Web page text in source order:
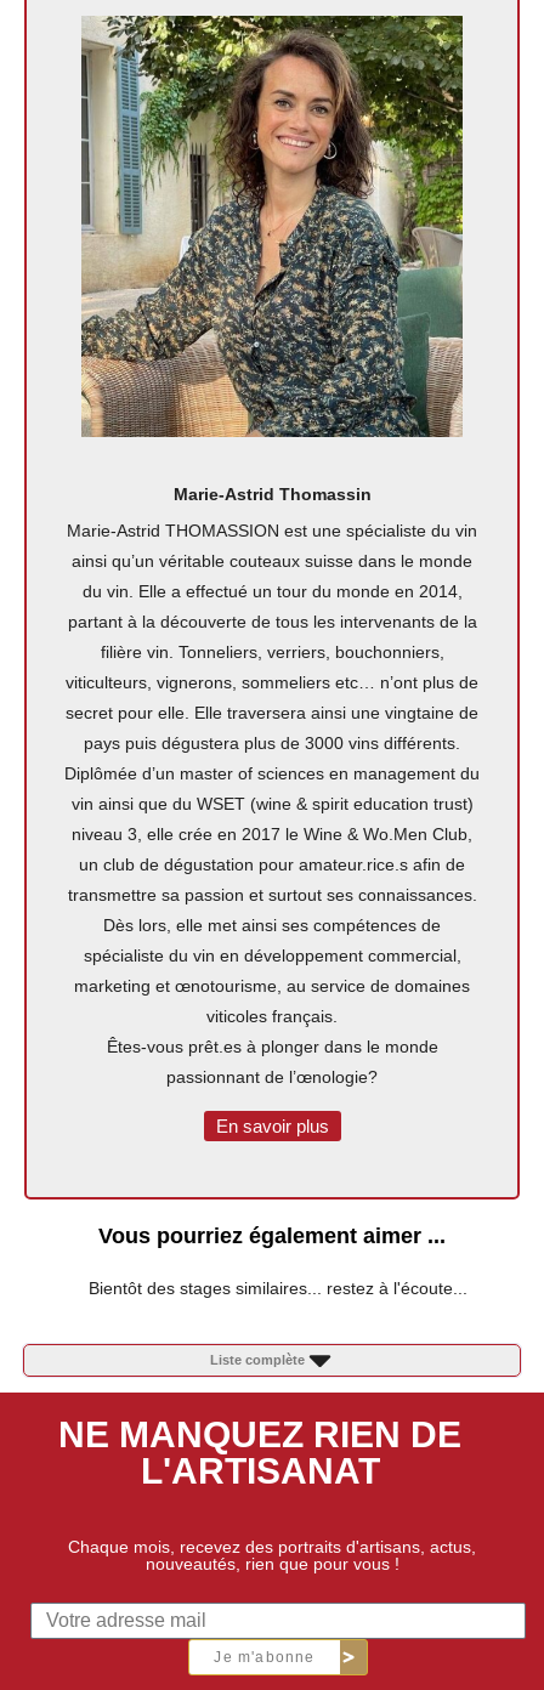
Marie-Astrid Thomassin
Marie-Astrid THOMASSION est une spécialiste du vin
ainsi qu’un véritable couteaux suisse dans le monde
du vin. Elle a effectué un tour du monde en 2014,
partant à la découverte de tous les intervenants de la
filière vin. Tonneliers, verriers, bouchonniers,
viticulteurs, vignerons, sommeliers etc… n’ont plus de
secret pour elle. Elle traversera ainsi une vingtaine de
pays puis dégustera plus de 3000 vins différents.
Diplômée d’un master of sciences en management du
vin ainsi que du WSET (wine & spirit education trust)
niveau 3, elle crée en 2017 le Wine & Wo.Men Club,
un club de dégustation pour amateur.rice.s afin de
transmettre sa passion et surtout ses connaissances.
Dès lors, elle met ainsi ses compétences de
spécialiste du vin en développement commercial,
marketing et œnotourisme, au service de domaines
viticoles français.
Êtes-vous prêt.es à plonger dans le monde
passionnant de l’œnologie?
En savoir plus
Vous pourriez également aimer ...
Bientôt des stages similaires... restez à l'écoute...
Liste complète
NE MANQUEZ RIEN DE
L'ARTISANAT
Chaque mois, recevez des portraits d'artisans, actus,
nouveautés, rien que pour vous !
Je m'abonne